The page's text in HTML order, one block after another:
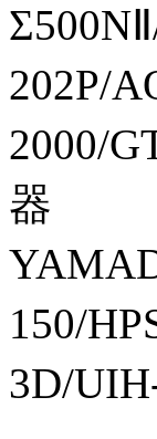
202P/
2000/
器
150/
3D/